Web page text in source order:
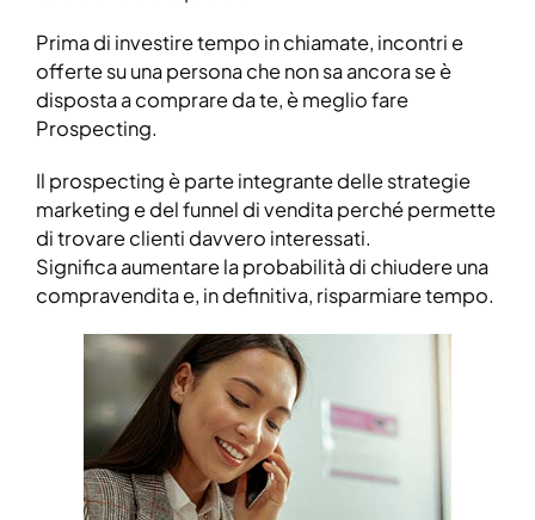
Prima di investire tempo in chiamate, incontri e
offerte su una persona che non sa ancora se è
disposta a comprare da te, è meglio fare
Prospecting.
Il prospecting è parte integrante delle strategie
marketing e del funnel di vendita perché permette
di trovare clienti davvero interessati.
Significa aumentare la probabilità di chiudere una
compravendita e, in definitiva, risparmiare tempo.